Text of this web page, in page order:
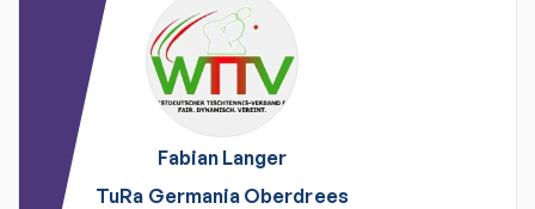
Fabian Langer
TuRa Germania Oberdrees